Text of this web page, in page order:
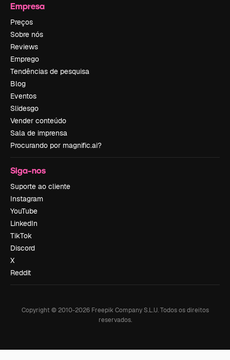
Empresa
Preços
Sobre nós
Reviews
Emprego
Tendências de pesquisa
Blog
Eventos
Slidesgo
Vender conteúdo
Sala de imprensa
Procurando por magnific.ai?
Siga-nos
Suporte ao cliente
Instagram
YouTube
LinkedIn
TikTok
Discord
X
Reddit
Copyright © 2010-2026Freepik Company S.L.U. Todos os direitos
reservados.